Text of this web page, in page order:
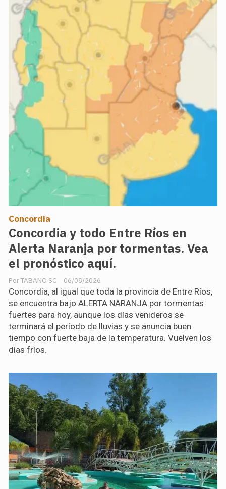
Concordia y todo Entre Ríos en
Alerta Naranja por tormentas. Vea
el pronóstico aquí.
TABANO SC
Concordia
06/08/2026
Concordia, al igual que toda la provincia de Entre Ríos,
se encuentra bajo ALERTA NARANJA por tormentas
fuertes para hoy, aunque los días venideros se
terminará el período de lluvias y se anuncia buen
tiempo con fuerte baja de la temperatura. Vuelven los
días fríos.